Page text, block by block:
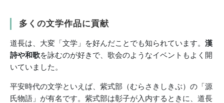
多くの文学作品に貢献
道長は、大変「文学」を好んだことでも知られています。 漢
詩や和歌を詠むのが好きで、歌会のようなイベントもよく開
いていました。
平安時代の文学といえば、紫式部（むらさきしきぶ）の「源
氏物語」が有名です。紫式部は彰子が入内するときに、道長